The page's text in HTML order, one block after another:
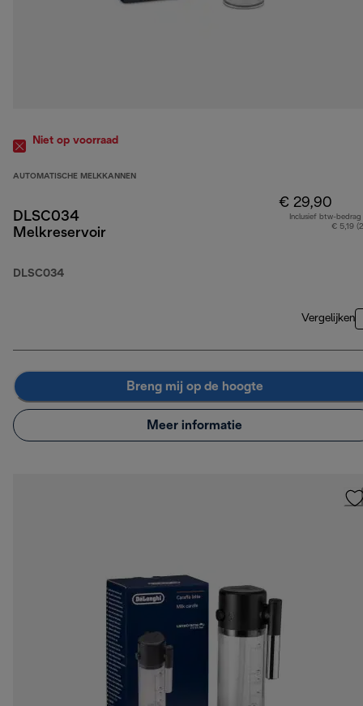
Niet op voorraad
AUTOMATISCHE MELKKANNEN
DLSC034
Melkreservoir
DLSC034
€ 29,90
Inclusief btw-bedrag
€ 5,19
Vergelijken
Breng mij op de hoogte
Meer informatie